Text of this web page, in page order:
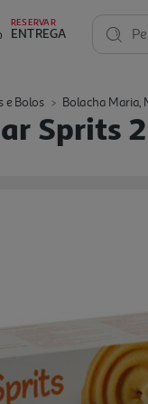
RESERVAR
ENTREGA
e Bolos Bolacha Maria,
Sprits